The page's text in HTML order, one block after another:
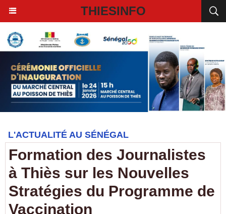
THIESINFO
L'ACTUALITÉ AU SÉNÉGAL
Formation des Journalistes
à Thiès sur les Nouvelles
Stratégies du Programme de
Vaccination